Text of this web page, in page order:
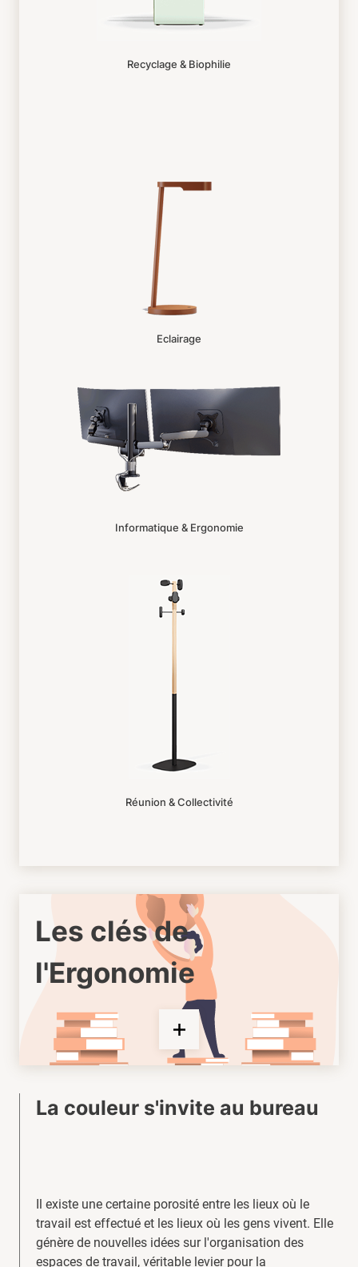
Recyclage & Biophilie
Eclairage
Informatique & Ergonomie
Réunion & Collectivité
Les clés de
l'Ergonomie
La couleur s'invite au bureau
Il existe une certaine porosité entre les lieux où le
travail est effectué et les lieux où les gens vivent. Elle
génère de nouvelles idées sur l'organisation des
espaces de travail, véritable levier pour la